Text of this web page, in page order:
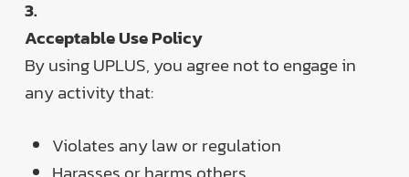
3.
Acceptable Use Policy
By using UPLUS, you agree not to engage in
any activity that:
Violates any law or regulation